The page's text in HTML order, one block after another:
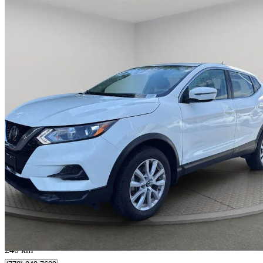
2023 Nissan Qashqai
S AWD
19 997 $ Affaire
351 $/mois env.
240 km